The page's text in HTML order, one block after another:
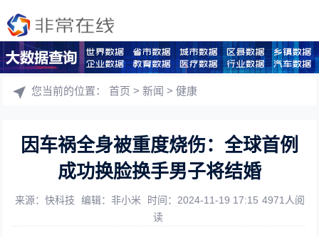
您当前的位置：首页 >新闻 >健康
因车祸全身被重度烧伤：全球首例
成功换脸换手男子将结婚
来源：快科技 编辑：非小米 时间：2024-11-19 17:15 4971人阅
读